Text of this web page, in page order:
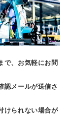
で、お気軽にお問
認メールが送信さ
けられない場合が